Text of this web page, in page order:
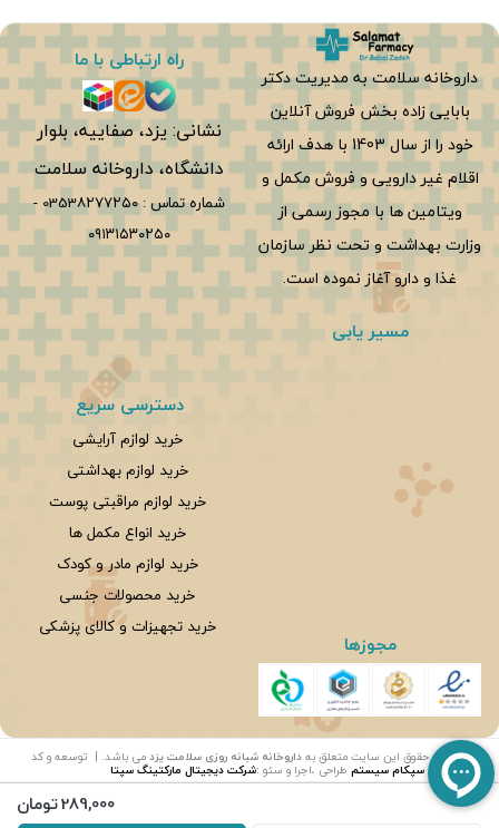
289,000تومان
داروخانه سلامت به مدیریت دکتر
بابایی زاده بخش فروش آنلاین
خود را از سال 1403 با هدف ارائه
اقلام غیر دارویی و فروش مکمل و
ویتامین ها با مجوز رسمی از
وزارت بهداشت و تحت نظر سازمان
غذا و دارو آغاز نموده است.
راه ارتباطی با ما
نشانی: یزد، صفاییه، بلوار
دانشگاه، داروخانه سلامت
شماره تماس :0353۸۲۷۷۲۵۰ -
۰۹۱۳۱۵۳۰۲۵۰
مسیر یابی
مجوزها
دسترسی سریع
خرید لوازم آرایشی
خرید لوازم بهداشتی
خرید لوازم مراقبتی پوست
خرید انواع مکمل ها
خرید لوازم مادر و کودک
خرید محصولات جنسی
خرید تجهیزات و کالای پزشکی
© تمامی حقوق این سایت متعلق بهداروخانه شبانه روزی سلامت یزدمی باشد. | توسعه و کد
نویسی:سپکام سیستم طراحی ،اجرا و سئو :شرکت دیجیتال مارکتینگ سپتا